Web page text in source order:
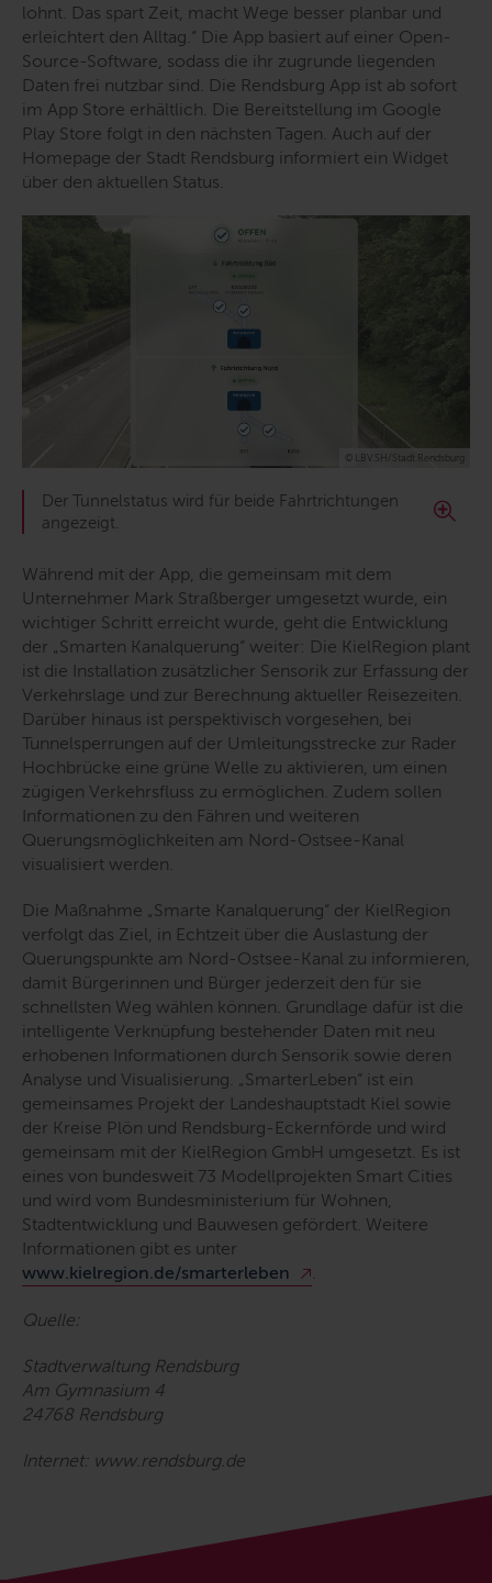
lohnt. Das spart Zeit, macht Wege besser planbar und
erleichtert den Alltag. “ Die App basiert auf einer Open-
Source-Software, sodass die ihr zugrunde liegenden
Daten frei nutzbar sind. Die Rendsburg App ist ab sofort
im App Store erhältlich. Die Bereitstellung im Google
Play Store folgt in den nächsten Tagen. Auch auf der
Homepage der Stadt Rendsburg informiert ein Widget
über den aktuellen Status.
© LBV.SH/Stadt Rendsburg
Der Tunnelstatus wird für beide Fahrtrichtungen
angezeigt.
Während mit der App, die gemeinsam mit dem
Unternehmer Mark Straßberger umgesetzt wurde, ein
wichtiger Schritt erreicht wurde, geht die Entwicklung
der „Smarten Kanalquerung“ weiter: Die KielRegion plant
ist die Installation zusätzlicher Sensorik zur Erfassung der
Verkehrslage und zur Berechnung aktueller Reisezeiten.
Darüber hinaus ist perspektivisch vorgesehen, bei
Tunnelsperrungen auf der Umleitungsstrecke zur Rader
Hochbrücke eine grüne Welle zu aktivieren, um einen
zügigen Verkehrsfluss zu ermöglichen. Zudem sollen
Informationen zu den Fähren und weiteren
Querungsmöglichkeiten am Nord-Ostsee-Kanal
visualisiert werden.
Die Maßnahme „Smarte Kanalquerung“ der KielRegion
verfolgt das Ziel, in Echtzeit über die Auslastung der
Querungspunkte am Nord-Ostsee-Kanal zu informieren,
damit Bürgerinnen und Bürger jederzeit den für sie
schnellsten Weg wählen können. Grundlage dafür ist die
intelligente Verknüpfung bestehender Daten mit neu
erhobenen Informationen durch Sensorik sowie deren
Analyse und Visualisierung. „SmarterLeben“ ist ein
gemeinsames Projekt der Landeshauptstadt Kiel sowie
der Kreise Plön und Rendsburg-Eckernförde und wird
gemeinsam mit der KielRegion GmbH umgesetzt. Es ist
eines von bundesweit 73 Modellprojekten Smart Cities
und wird vom Bundesministerium für Wohnen,
Stadtentwicklung und Bauwesen gefördert. Weitere
Informationen gibt es unter
www.kielregion.de/smarterleben
Quelle:
Stadtverwaltung Rendsburg
Am Gymnasium 4
24768 Rendsburg
Internet: www.rendsburg.de